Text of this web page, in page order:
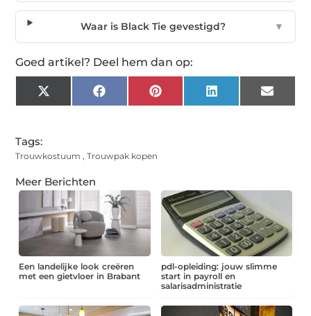
Waar is Black Tie gevestigd? ▼
Goed artikel? Deel hem dan op:
X
(Twitter)
Facebook Pinterest LinkedIn Email
Tags:
Trouwkostuum ,Trouwpak kopen
Meer Berichten
Een landelijke look creëren
met een gietvloer in Brabant
pdl-opleiding: jouw slimme
start in payroll en
salarisadministratie